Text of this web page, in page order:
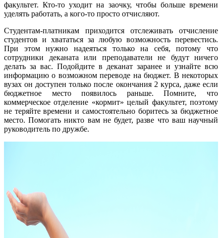
факультет. Кто-то уходит на заочку, чтобы больше времени
уделять работать, а кого-то просто отчисляют.
Студентам-платникам приходится отслеживать отчисление
студентов и хвататься за любую возможность перевестись.
При этом нужно надеяться только на себя, потому что
сотрудники деканата или преподаватели не будут ничего
делать за вас. Подойдите в деканат заранее и узнайте всю
информацию о возможном переводе на бюджет. В некоторых
вузах он доступен только после окончания 2 курса, даже если
бюджетное место появилось раньше. Помните, что
коммерческое отделение «кормит» целый факультет, поэтому
не теряйте времени и самостоятельно боритесь за бюджетное
место. Помогать никто вам не будет, разве что ваш научный
руководитель по дружбе.